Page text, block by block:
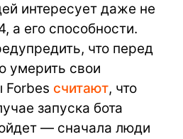
интересует даже не
а его способности.
что перед
умерить свои
Forbes считают, что
запуска бота
— сначала люди